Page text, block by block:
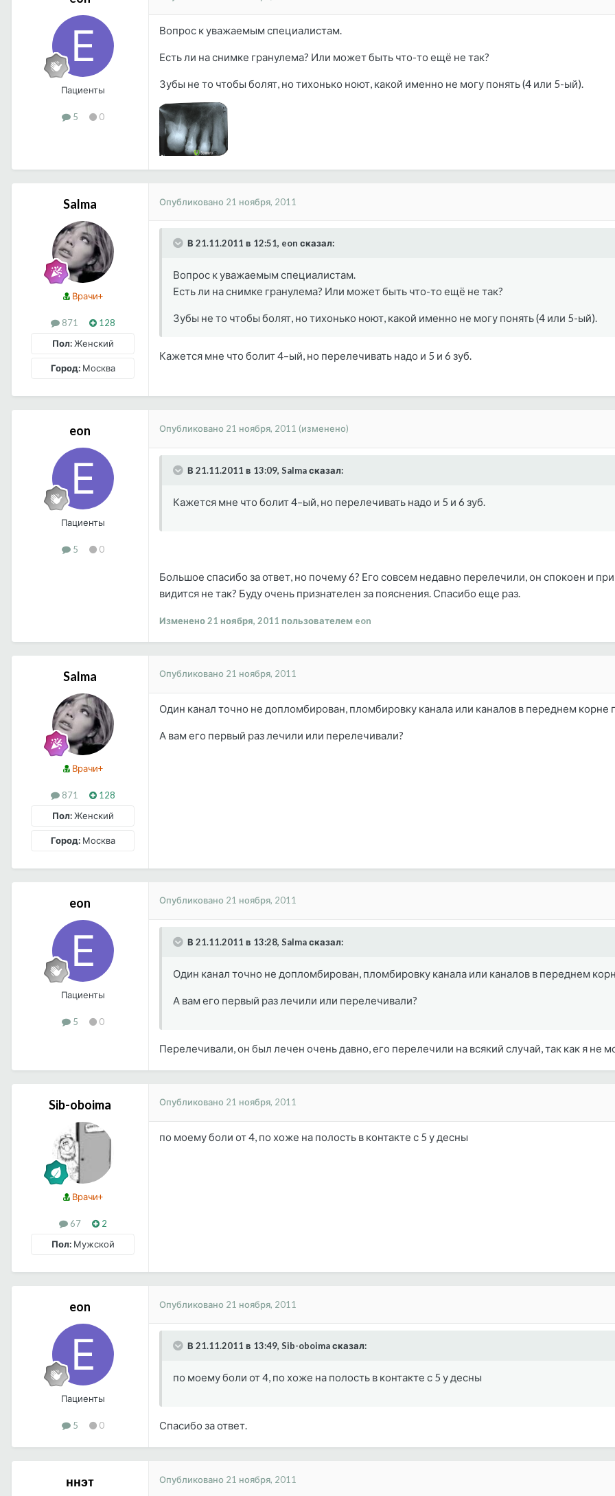
Пациенты
5 0
Вопрос к уважаемым специалистам.
Есть ли на снимке гранулема? Или может быть что-то ещё не так?
Зубы не то чтобы болят, но тихонько ноют, какой именно не могу понять (4 или 5-ый).
Salma
Врачи+
871
128
Пол:Женский
Город:Москва
Опубликовано 21 ноября, 2011
В 21.11.2011 в 12:51, eon сказал:
Вопрос к уважаемым специалистам.
Есть ли на снимке гранулема? Или может быть что-то ещё не так?
Зубы не то чтобы болят, но тихонько ноют, какой именно не могу понять (4 или 5-ый).
Кажется мне что болит 4–ый, но перелечивать надо и 5 и 6 зуб.
eon
Пациенты
5 0
Опубликовано 21 ноября, 2011 (изменено)
В 21.11.2011 в 13:09, Salma сказал:
Кажется мне что болит 4–ый, но перелечивать надо и 5 и 6 зуб.
Большое спасибо за ответ, но почему 6? Его совсем недавно перелечили, он спокоен и
видится не так? Буду очень признателен за пояснения. Спасибо еще раз.
Изменено21 ноября, 2011 пользователем eon
Salma
Врачи+
871
128
Пол:Женский
Город:Москва
Опубликовано 21 ноября, 2011
Один канал точно не допломбирован, пломбировку канала или каналов в переднем корне
А вам его первый раз лечили или перелечивали?
eon
Пациенты
5 0
Опубликовано 21 ноября, 2011
В 21.11.2011 в 13:28, Salma сказал:
Один канал точно не допломбирован, пломбировку канала или каналов в переднем
А вам его первый раз лечили или перелечивали?
Перелечивали, он был лечен очень давно, его перелечили на всякий случай, так как я не
Sib-oboima
Врачи+
67
2
Пол:Мужской
Опубликовано 21 ноября, 2011
по моему боли от 4, по хоже на полость в контакте с 5 у десны
eon
Пациенты
5 0
Опубликовано 21 ноября, 2011
В 21.11.2011 в 13:49, Sib-oboima сказал:
по моему боли от 4, по хоже на полость в контакте с 5 у десны
Спасибо за ответ.
ннэт Опубликовано 21 ноября, 2011